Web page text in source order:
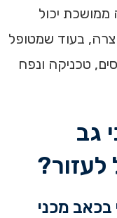
ממושכת יכול
בעוד שמטופל
טכניקה ונפח
גב
לעזור?
בכאב מכני